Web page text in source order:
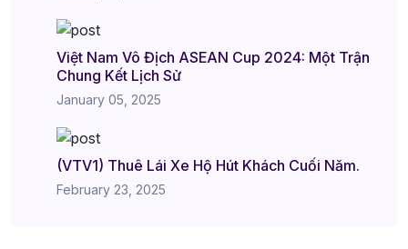
Việt Nam Vô Địch ASEAN Cup 2024: Một Trận
Chung Kết Lịch Sử
January 05, 2025
(VTV1) Thuê Lái Xe Hộ Hút Khách Cuối Năm.
February 23, 2025